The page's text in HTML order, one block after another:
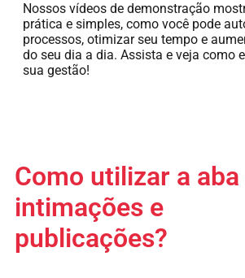
Nossos vídeos de demonstração
prática e simples, como você pode
processos, otimizar seu tempo e
do seu dia a dia. Assista e veja como
sua gestão!
Como utilizar a aba
intimações e
publicações?